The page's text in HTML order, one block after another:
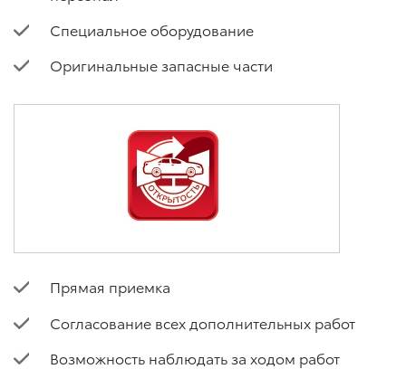
Специальное оборудование
Оригинальные запасные части
Прямая приемка
Согласование всех дополнительных работ
Возможность наблюдать за ходом работ